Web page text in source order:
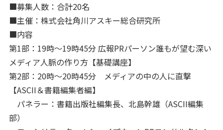
■募集人数：合計20名
■主催：株式会社角川アスキー総合研究所
■内容
第1部：19時～19時45分 広報PRパーソン誰もが望む深い
メディア人脈の作り方【基礎講座】
第2部：20時～20時45分 メディアの中の人に直撃
【ASCII＆書籍編集者編】
パネラー：書籍出版社編集長、北島幹雄（ASCII編集
部）